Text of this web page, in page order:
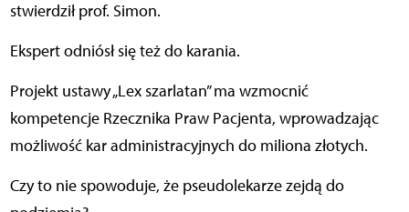
stwierdził prof. Simon.
Ekspert odniósł się też do karania.
Projekt ustawy „Lex szarlatan” ma wzmocnić
kompetencje Rzecznika Praw Pacjenta, wprowadzając
możliwość kar administracyjnych do miliona złotych.
Czy to nie spowoduje, że pseudolekarze zejdą do